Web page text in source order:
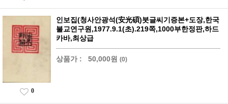
인보집(청사안광석(安光碩)붓글씨기증본+도장,한국
불교연구원,1977.9.1(초).219쪽,1000부한정판,하드
카바,최상급
상품가 : 50,000원 (0)
0